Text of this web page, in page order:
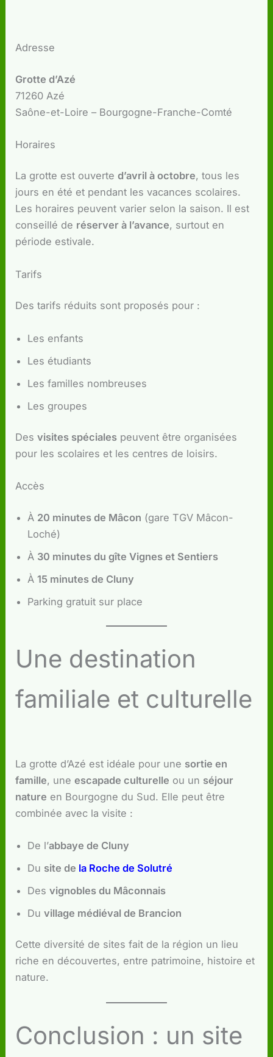
Adresse
Grotte d’Azé
71260 Azé
Saône-et-Loire – Bourgogne-Franche-Comté
Horaires
La grotte est ouverted’avril à octobre, tous les
jours en été et pendant les vacances scolaires.
Les horaires peuvent varier selon la saison. Il est
conseillé de réserver à l’avance, surtout en
période estivale.
Tarifs
Des tarifs réduits sont proposés pour :
Les enfants
Les étudiants
Les familles nombreuses
Les groupes
Desvisites spéciales peuvent être organisées
pour les scolaires et les centres de loisirs.
Accès
À 20 minutes de Mâcon (gare TGV Mâcon-
Loché)
À 30 minutes du gîte Vignes et Sentiers
À15 minutes de Cluny
Parking gratuit sur place
Une destination
familiale et culturelle
La grotte d’Azé est idéale pour une sortie en
famille, uneescapade culturelle ou un séjour
nature en Bourgogne du Sud. Elle peut être
combinée avec la visite :
De l’abbaye de Cluny
Du site de la Roche de Solutré
Desvignobles du Mâconnais
Duvillage médiéval de Brancion
Cette diversité de sites fait de la région un lieu
riche en découvertes, entre patrimoine, histoire et
nature.
Conclusion : un site